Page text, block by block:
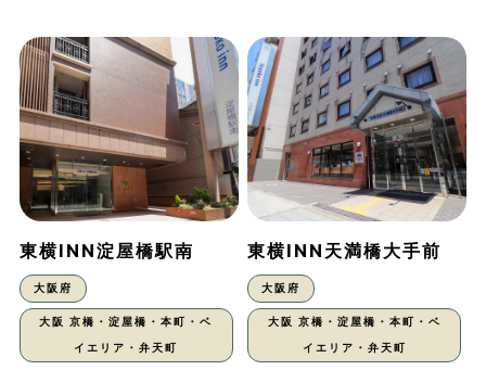
東横INN淀屋橋駅南
大阪府
大阪 京橋・淀屋橋・本町・ベ
イエリア・弁天町
東横INN天満橋大手前
大阪府
大阪 京橋・淀屋橋・本町・ベ
イエリア・弁天町